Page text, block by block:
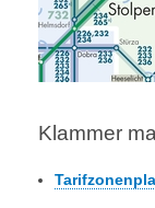
Klammer